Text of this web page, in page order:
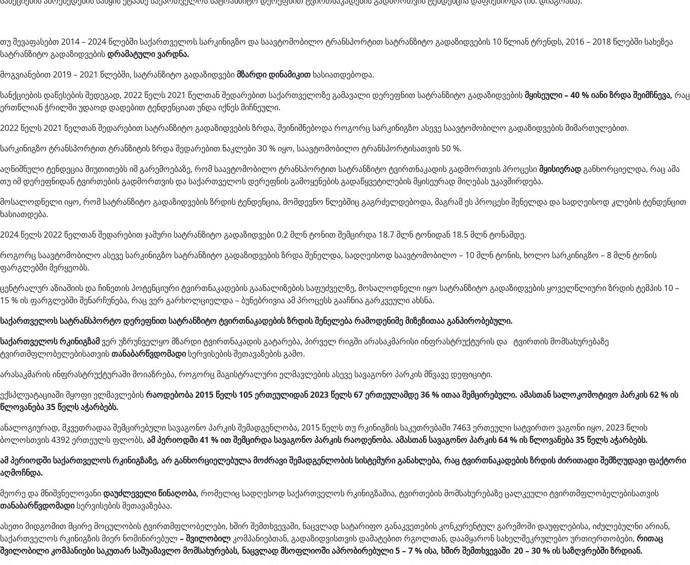
თუ შევაფასებთ 2014 – 2024 წლებში საქართველოს სარკინიგზო და საავტომობილო ტრანსპორტით სატრანზიტო გადაზიდვების 10 წლიან ტრენდს, 2016 – 2018 წლებში სახეზეა
სატრანზიტო გადაზიდვებისდრამატული ვარდნა.
მოგვიანებით 2019 – 2021 წლებში, სატრანზიტო გადაზიდვებიმზარდი დინამიკით ხასიათდებოდა.
სანქციების დაწესების შედეგად, 2022 წელს 2021 წელთან შედარებით საქართველოზე გამავალი დერეფნით სატრანზიტო გადაზიდვებისმყისეული – 40 % იანი ზრდა შეიმჩნევა, რაც
ერთწლიან ჭრილში უდაოდ დადებით ტენდენციათ უნდა იქნეს მიჩნეული.
2022 წელს 2021 წელთან შედარებით სატრანზიტო გადაზიდვების ზრდა, შეინიშნებოდა როგორც სარკინიგზო ასევე საავტომობილო გადაზიდვების მიმართულებით.
სარკინიგზო ტრანსპორტით ტრანზიტის ზრდა შედარებით ნაკლები 30 % იყო, საავტომობილო ტრანსპორტისათვის 50 %.
აღნიშნული ტენდეცია მიუთითებს იმ გარემოებაზე, რომ საავტომობილო ტრანსპორტით სატრანზიტო ტვირთნაკადის გადმორთვის პროცესიმყისიერადგანხორციელდა, რაც ამა
თუ იმ დერეფნიდან ტვირთების გადმორთვის და საქართველოს დერეფნის გამოყენების გადაწყვეტილების მყისეურად მიღებას უკავშირდება.
მოსალოდნელი იყო, რომ სატრანზიტო გადაზიდვების ზრდის ტენდენცია, მომდევნო წლებშიც გაგრძელდებოდა, მაგრამ ეს პროცესი შენელდა და სადღეისოდ კლების ტენდენცით
ხასიათდება.
2024 წელს 2022 წელთან შედარებით ჯამური სატრანზიტო გადაზიდვები 0.2 მლნ ტონით შემცირდა 18.7 მლნ ტონიდან 18.5 მლნ ტონამდე.
როგორც საავტომობილო ასევე სარკინიგზო სატრანზიტო გადაზიდვების ზრდა შენელდა, სადღეისოდ საავტომობილო – 10 მლნ ტონის, ხოლო სარკინიგზო – 8 მლნ ტონის
ფარგლებში მერყეობს.
ცენტრალურ აზიაშიის და ჩინეთის პოტენციური ტვირთნაკადების გაანალიზების საფუძველზე, მოსალოდნელი იყო სატრანზიტო გადაზიდვების ყოველწლიური ზრდის ტემპის 10 –
15 % ის ფარგლებში შენარჩუნება, რაც ვერ გარხოლციელდა – ბუნებრივია ამ პროცესს გააჩნია გარკვეული ახსნა.
საქართველოს სატრანსპორტო დერეფნით სატრანზიტო ტვირთნაკადების ზრდის შენელება რამოდენიმე მიზეზითაა განპირობებული.
საქართველოს რკინიგზამ ვერ უზრუნველყო მზარდი ტვირთნაკადის გატარება, პირველ რიგში არასაკმარისი ინფრასტრუქტურის და ტვირთის მომსახურებაზე
ტვირთმფლობელებისათვისთანაბარწვდომადისერვისების შეთავაზების გამო.
არასაკმარის ინფრასტრუქტურაში მოიაზრება, როგორც მაგისტრალური ელმავლების ასევე სავაგონო პარკის მწვავე დეფიციტი.
ექსპლუატაციაში მყოფი ელმავლებისრაოდებობა 2015 წელს 105 ერთეულიდან 2023 წელს 67 ერთეულამდე 36 % ითაა შემცირებული. ამასთან სალოკომოტივო პარკის 62 % ის
წლოვანება 35 წელს აჭარბებს.
ანალოგიურად, მკვეთრადაა შემცირებული სავაგონო პარკის შემადგენლობა, 2015 წელს თუ რკინიგზის საკუთრებაში 7463 ერთეული სატვირთო ვაგონი იყო, 2023 წლის
ბოლოსთვის 4392 ერთეულს ფლობს, ამ პერიოდში 41 % ით შემცირდა სავაგონო პარკის რაოდენობა. ამასთან სავაგონო პარკის 64 % ის წლოვანება 35 წელს აჭარბებს.
ამ პერიოდში საქართველოს რკინიგზაზე, არ განხორციელებულა მოძრავი შემადგენლობის სისტემური განახლება, რაც ტვირთნაკადების ზრდის ძირითადი შემზღუდავი ფაქტორი
აღმოჩნდა.
მეორე და მნიშვნელოვანიდაუძლეველი წინაღობა, რომელიც სადღესოდ საქართველოს რკინიგზაშია, ტვირთების მომსახურებაზე ცალკეული ტვირთმფლობელებისათვის
თანაბარწვდომადისერვისების შეთავაზებაა.
ასეთი მიდგომით მცირე მოცულობის ტვირთმფლობელები, ხშირ შემთხვევაში, ნაცვლად სატარიფო განაკვეთების კონკურენტულ გარემოში დაუფლებისა, იძულებულნი არიან,
საქართველოს რკინიგზის მიერ ნომინირებულ– შვილობილ კომპანიებთან, გადაზიდვისთვის დამატებით რგოლთან, დაამყარონ სახელშეკრულებო ურთიერთობები, რითაც
შვილობილი კომპანიები საკუთარ საშუამავლო მომსახურებას, ნაცვლად მსოფლიოში აპრობირებული 5 – 7 % ისა, ხშირ შემთხვევაში 20 – 30 % ის საზღვრებში ზრდიან.